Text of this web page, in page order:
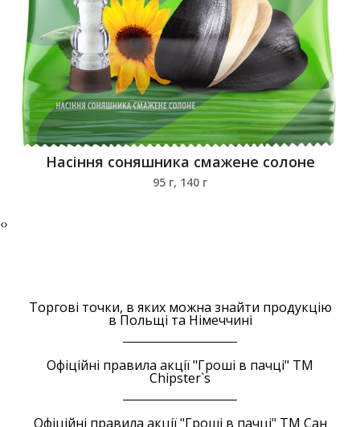
Насіння соняшника смажене солоне
95 г, 140 г
‹›
Торгові точки, в яких можна знайти продукцію
в Польщі та Німеччині
Офіційні правила акції "Гроші в пачці" ТМ
Chipster`s